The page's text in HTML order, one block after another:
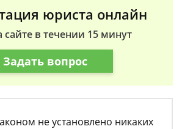
юриста онлайн
сайте в течении 15 минут
Задать вопрос
не установлено никаких